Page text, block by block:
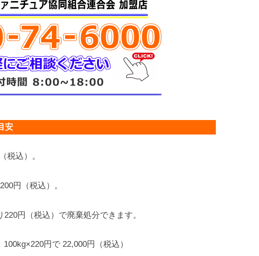
安
税込）。
円（税込）。
円（税込）で廃棄処分できます。
円で 22,000円（税込）